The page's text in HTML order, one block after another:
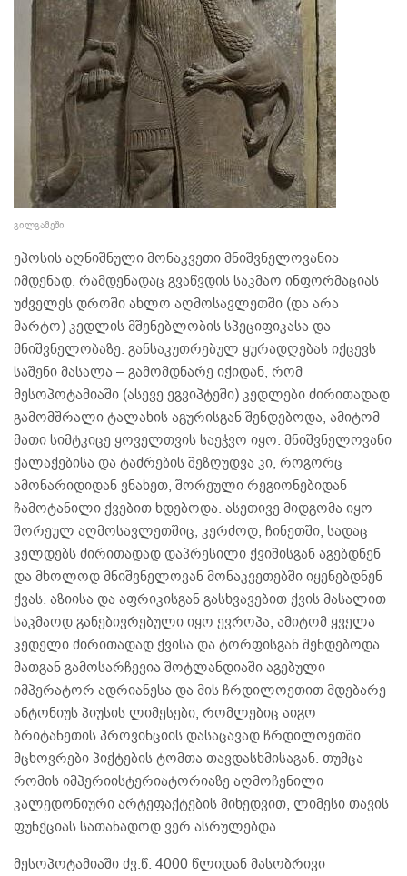
გილგამეში
ეპოსის აღნიშნული მონაკვეთი მნიშვნელოვანია
იმდენად, რამდენადაც გვაწვდის საკმაო ინფორმაციას
უძველეს დროში ახლო აღმოსავლეთში (და არა
მარტო) კედლის მშენებლობის სპეციფიკასა და
მნიშვნელობაზე. განსაკუთრებულ ყურადღებას იქცევს
საშენი მასალა – გამომდნარე იქიდან, რომ
მესოპოტამიაში (ასევე ეგვიპტეში) კედლები ძირითადად
გამომშრალი ტალახის აგურისგან შენდებოდა, ამიტომ
მათი სიმტკიცე ყოველთვის საეჭვო იყო. მნიშვნელოვანი
ქალაქებისა და ტაძრების შეზღუდვა კი, როგორც
ამონარიდიდან ვნახეთ, შორეული რეგიონებიდან
ჩამოტანილი ქვებით ხდებოდა. ასეთივე მიდგომა იყო
შორეულ აღმოსავლეთშიც, კერძოდ, ჩინეთში, სადაც
კელდებს ძირითადად დაპრესილი ქვიშისგან აგებდნენ
და მხოლოდ მნიშვნელოვან მონაკვეთებში იყენებდნენ
ქვას. აზიისა და აფრიკისგან გასხვავებით ქვის მასალით
საკმაოდ განებივრებული იყო ევროპა, ამიტომ ყველა
კედელი ძირითადად ქვისა და ტორფისგან შენდებოდა.
მათგან გამოსარჩევია შოტლანდიაში აგებული
იმპერატორ ადრიანესა და მის ჩრდილოეთით მდებარე
ანტონიუს პიუსის ლიმესები, რომლებიც აიგო
ბრიტანეთის პროვინციის დასაცავად ჩრდილოეთში
მცხოვრები პიქტების ტომთა თავდასხმისაგან. თუმცა
რომის იმპერიისტერიატორიაზე აღმოჩენილი
კალედონიური არტეფაქტების მიხედვით, ლიმესი თავის
ფუნქციას სათანადოდ ვერ ასრულებდა.
მესოპოტამიაში ძვ.წ. 4000 წლიდან მასობრივი